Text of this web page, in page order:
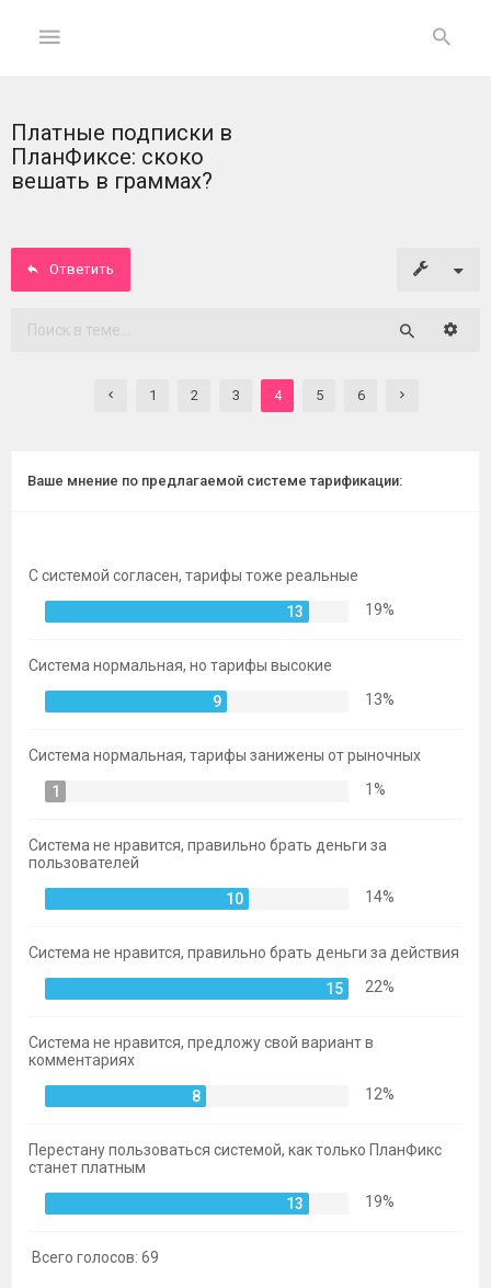
ГЛАВНАЯ
На
Вход
ФОРУМ
Активные
Платные подписки в
ПланФиксе: скоко
вешать в граммах?
Ответить
1 2 3 4 5 6
Ваше мнение по предлагаемой системе тарификации:
С системой согласен, тарифы тоже реальные
13 19%
Система нормальная, но тарифы высокие
9 13%
Система нормальная, тарифы занижены от рыночных
1 1%
Система не нравится, правильно брать деньги за
пользователей
10 14%
Система не нравится, правильно брать деньги за действия
15 22%
Система не нравится, предложу свой вариант в
комментариях
8 12%
Перестану пользоваться системой, как только ПланФикс
станет платным
13 19%
Всего голосов: 69